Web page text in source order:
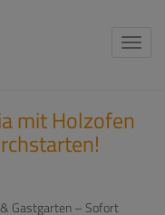
mit Holzofen